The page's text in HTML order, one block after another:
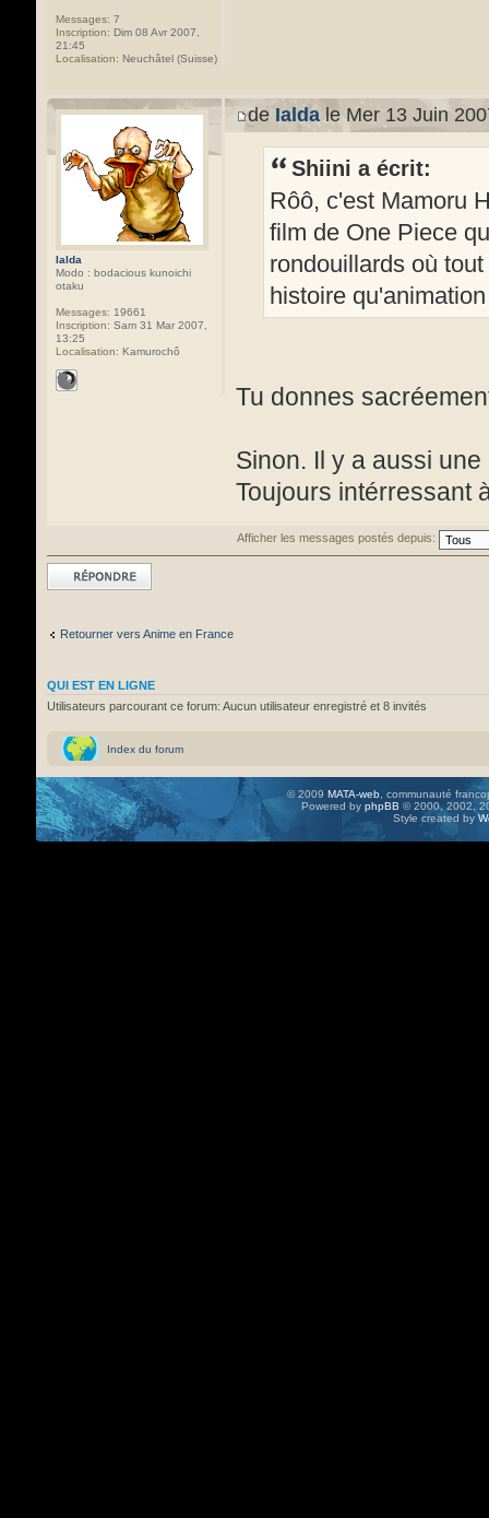
Messages: 7
Inscription: Dim 08 Avr 2007,
21:45
Localisation: Neuchâtel (Suisse)
Ialda
Modo : bodacious kunoichi
otaku
Messages: 19661
Inscription: Sam 31 Mar 2007,
13:25
Localisation: Kamurochô
de Ialda le Mer 13 Juin
Shiini a écrit:
Rôô, c'est Mamoru
film de One Piece
rondouillards où
histoire
Tu donnes
Sinon. Il y a aussi
Toujours intérressant
Afficher les messages postés depuis:
Répondre
Retourner vers Anime en France
QUI EST EN LIGNE
Utilisateurs parcourant ce forum: Aucun utilisateur enregistré et 8 invités
Index du forum
© 2009 MATA-web , communauté
Powered by phpBB © 2000, 2002,
Style created by